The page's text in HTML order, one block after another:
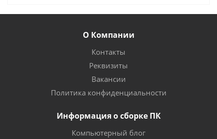
О Компании
Контакты
Реквизиты
Вакансии
Политика конфиденциальности
Информация о сборке ПК
Компьютерный блог